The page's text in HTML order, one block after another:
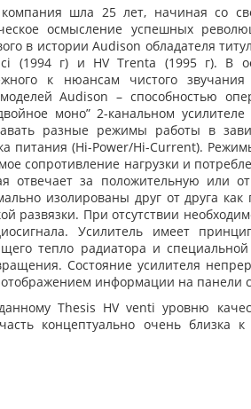
шла 25 лет, начиная со
осмысление успешных
в истории Audison обладателя
(1994 г) и HV Trenta (1995 г). В
к нюансам чистого
Audison – способностью
моно” 2-канальном
разные режимы работы в
питания (Hi-Power/Hi-Current).
сопротивление нагрузки и
отвечает за положительную или
изолированы друг от друга
развязки. При отсутствии
Усилитель имеет
тепло радиатора и
Состояние усилителя
информации на панели
Thesis HV venti уровню
концептуально очень близка